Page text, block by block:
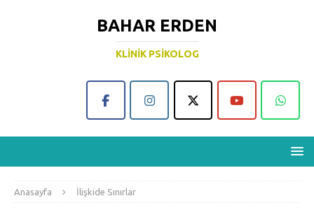
BAHAR ERDEN
KLINIK PSIKOLOG
Anasayfa İlişkide Sınırlar